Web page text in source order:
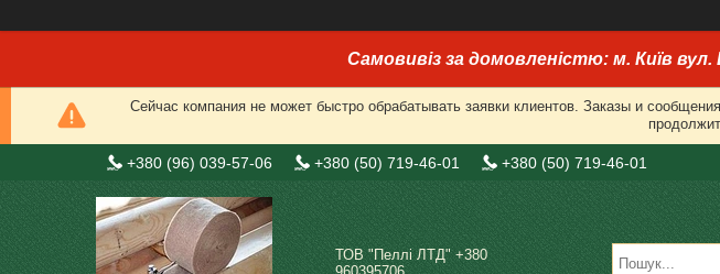
Самовивіз за домовленістю: м. Київ вул.
Сейчас компания не может быстро обрабатывать заявки клиентов. Заказы и
+380 (96) 039-57-06 +380 (50) 719-46-01 +380 (50) 719-46-01
ТОВ "Пеллі ЛТД" +380